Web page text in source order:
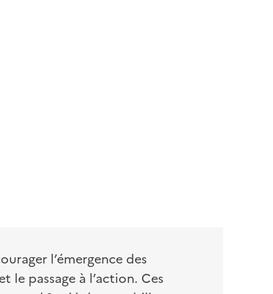
l’émergence des
passage à l’action. Ces